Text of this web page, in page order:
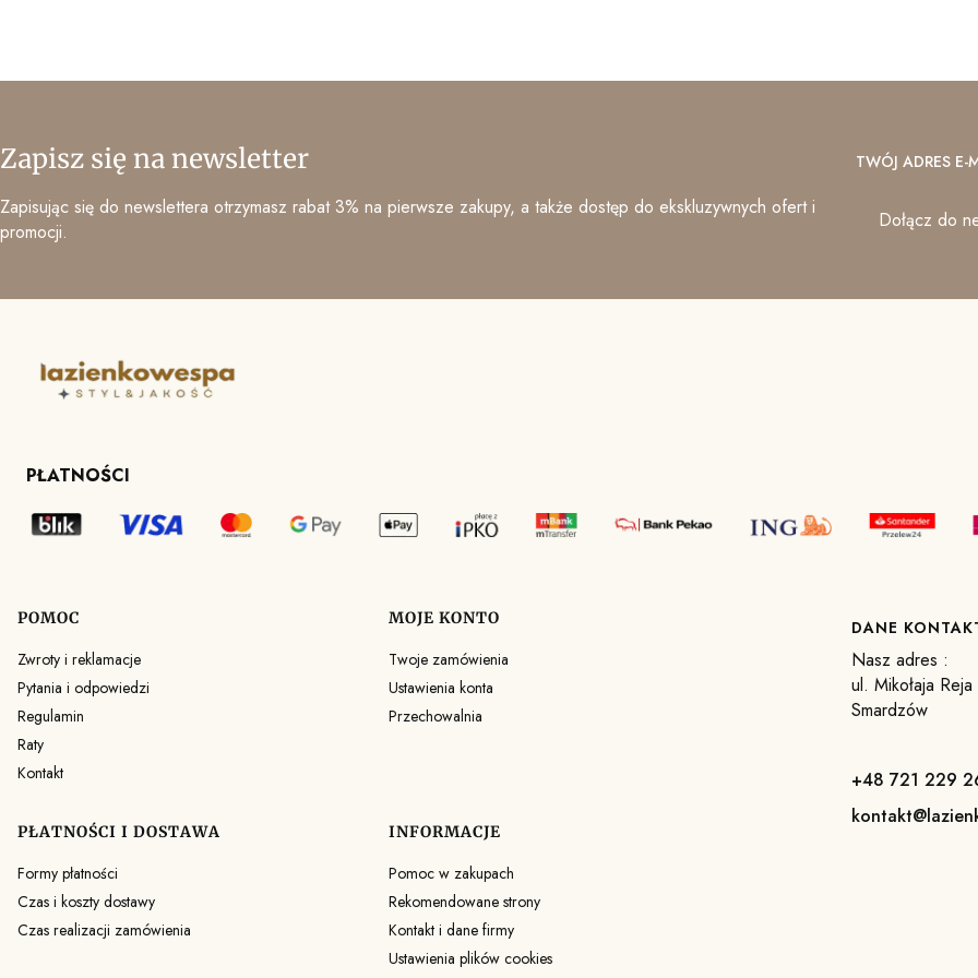
Zapisz się na newsletter
Zapisując się do newslettera otrzymasz rabat 3% na pierwsze zakupy, a także dostęp do ekskluzywnych ofert i
promocji.
TWÓJ ADRES E-
Dołącz do
PŁATNOŚCI
Linki w stopce
POMOC
Zwroty i reklamacje
Pytania i odpowiedzi
Regulamin
Raty
Kontakt
MOJE KONTO
Twoje zamówienia
Ustawienia konta
Przechowalnia
PŁATNOŚCI I DOSTAWA
Formy płatności
Czas i koszty dostawy
Czas realizacji zamówienia
INFORMACJE
Pomoc w zakupach
Rekomendowane strony
Kontakt i dane firmy
Ustawienia plików cookies
DANE
Nasz adres :
ul. Mikołaja
Smardzów
+48 721 229